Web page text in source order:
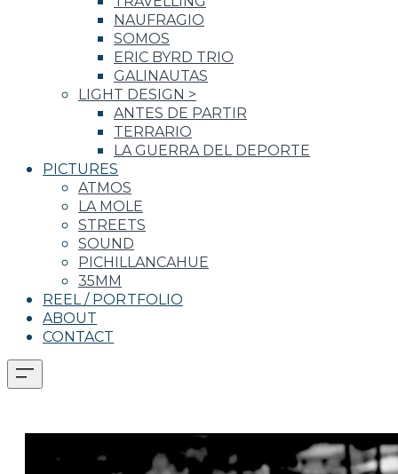
NAUFRAGIO
SOMOS
ERIC BYRD TRIO
GALINAUTAS
LIGHT DESIGN >
ANTES DE PARTIR
TERRARIO
LA GUERRA DEL DEPORTE
PICTURES
ATMOS
LA MOLE
STREETS
SOUND
PICHILLANCAHUE
35MM
REEL / PORTFOLIO
ABOUT
CONTACT